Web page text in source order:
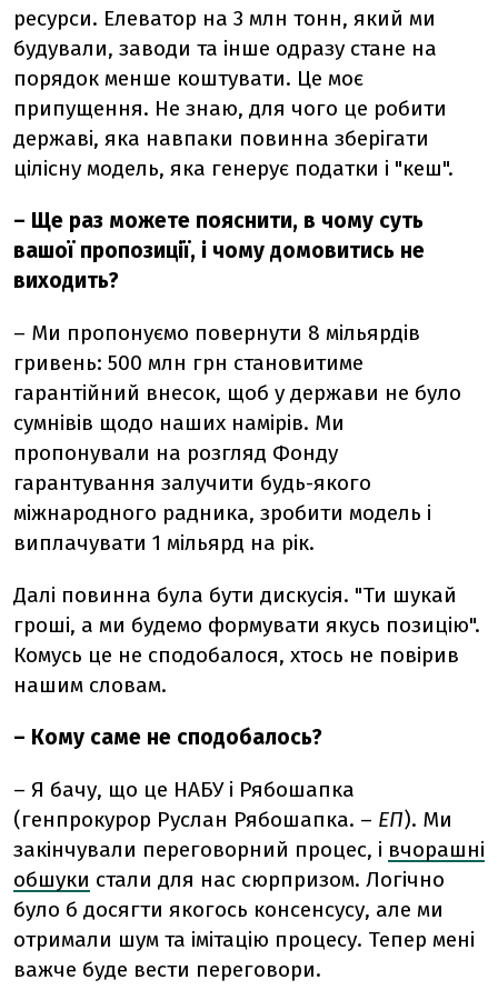
ресурси. Елеватор на 3 млн тонн, який ми
будували, заводи та інше одразу стане на
порядок менше коштувати. Це моє
припущення. Не знаю, для чого це робити
державі, яка навпаки повинна зберігати
цілісну модель, яка генерує податки і "кеш".
– Ще раз можете пояснити, в чому суть
вашої пропозиції, і чому домовитись не
виходить?
– Ми пропонуємо повернути 8 мільярдів
гривень: 500 млн грн становитиме
гарантійний внесок, щоб у держави не було
сумнівів щодо наших намірів. Ми
пропонували на розгляд Фонду
гарантування залучити будь-якого
міжнародного радника, зробити модель і
виплачувати 1 мільярд на рік.
Далі повинна була бути дискусія. "Ти шукай
гроші, а ми будемо формувати якусь позицію".
Комусь це не сподобалося, хтось не повірив
нашим словам.
– Кому саме не сподобалось?
– Я бачу, що це НАБУ і Рябошапка
(генпрокурор Руслан Рябошапка. – ЕП). Ми
закінчували переговорний процес, і вчорашні
обшуки стали для нас сюрпризом. Логічно
було б досягти якогось консенсусу, але ми
отримали шум та імітацію процесу. Тепер мені
важче буде вести переговори.